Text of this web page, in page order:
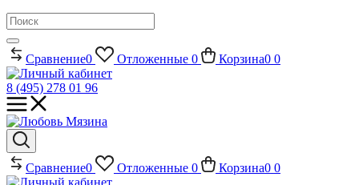
Сравнение0 Отложенные 0 Корзина0 0
8 (495) 278 01 96
Сравнение0 Отложенные 0 Корзина0 0